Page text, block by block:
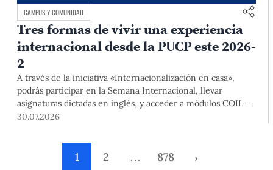
CAMPUS Y COMUNIDAD
Tres formas de vivir una experiencia
internacional desde la PUCP este 2026-
2
A través de la iniciativa «Internacionalización en casa»,
podrás participar en la Semana Internacional, llevar
asignaturas dictadas en inglés, y acceder a módulos COIL
junto con estudiantes y docentes de universidades
mediante el Campus Virtual, durante la Matrícula 2026-2.
30.07.2026
1 2 … 878 ›